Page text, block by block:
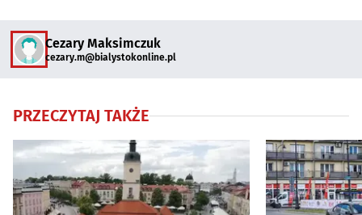
Cezary Maksimczuk
cezary.m@bialystokonline.pl
PRZECZYTAJ TAKŻE